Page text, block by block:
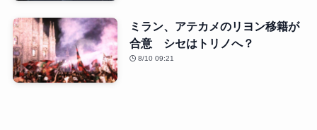
ミラン、アテカメのリヨン移籍が
合意 シセはトリノへ？
8/10 09:21